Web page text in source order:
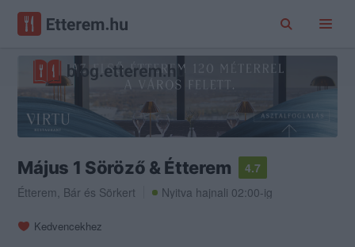
Május 1 Söröző & Étterem
4.7
Étterem, Bár és Sörkert Nyitva hajnali 02:00-ig
Kedvencekhez